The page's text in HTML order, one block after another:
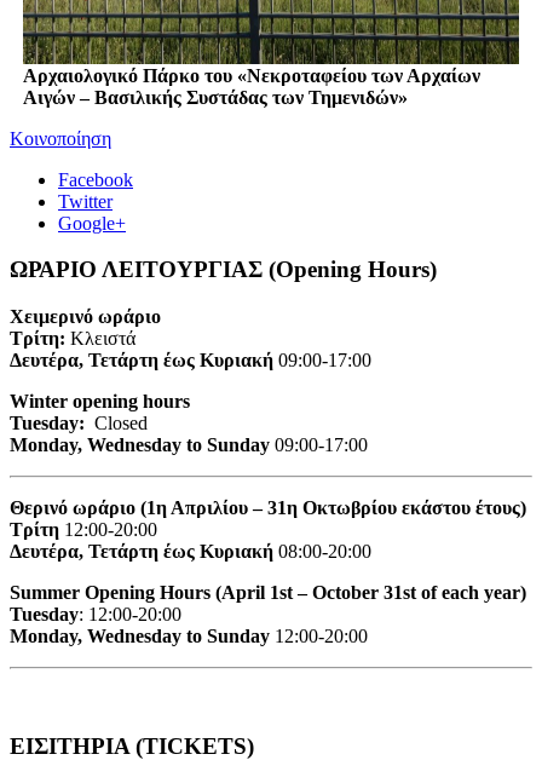
Αρχαιολογικό Πάρκο του «Νεκροταφείου των Αρχαίων
Αιγών – Βασιλικής Συστάδας των Τημενιδών»
Κοινοποίηση
Facebook
Twitter
Google+
ΩΡΑΡΙΟ ΛΕΙΤΟΥΡΓΙΑΣ (Opening Hours)
Χειμερινό ωράριο
Τρίτη: Κλειστά
Δευτέρα, Τετάρτη έως Κυριακή 09:00-17:00
Winter opening hours
Tuesday: Closed
Monday, Wednesday to Sunday 09:00-17:00
Θερινό ωράριο (1η Απριλίου – 31η Οκτωβρίου εκάστου έτους)
Τρίτη 12:00-20:00
Δευτέρα, Τετάρτη έως Κυριακή 08:00-20:00
Summer Opening Hours (April 1st – October 31st of each year)
Tuesday: 12:00-20:00
Monday, Wednesday to Sunday 12:00-20:00
ΕΙΣΙΤΗΡΙΑ (TICKETS)